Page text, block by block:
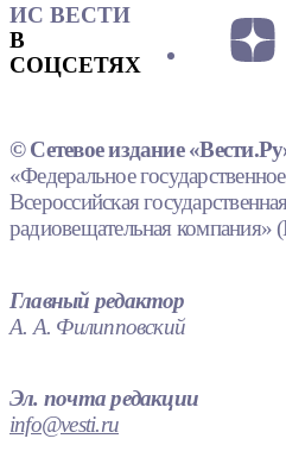
ИС ВЕСТИ
В
СОЦСЕТЯХ
© Сетевое издание
«Федеральное
Всероссийская
радиовещательная
Главный редактор
А. А. Филипповский
Эл. почта редакции
info@vesti.ru